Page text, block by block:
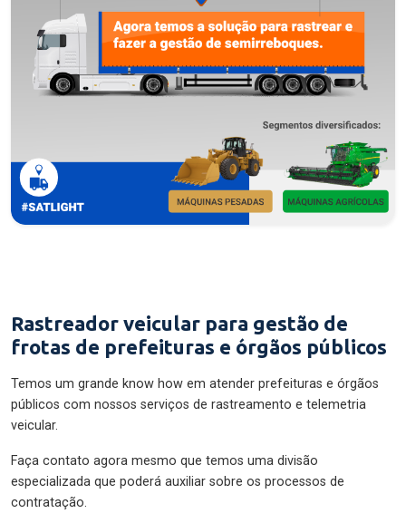
Rastreador veicular para gestão de
frotas de prefeituras e órgãos públicos
Temos um grande know how em atender prefeituras e órgãos
públicos com nossos serviços de rastreamento e telemetria
veicular.
Faça contato agora mesmo que temos uma divisão
especializada que poderá auxiliar sobre os processos de
contratação.